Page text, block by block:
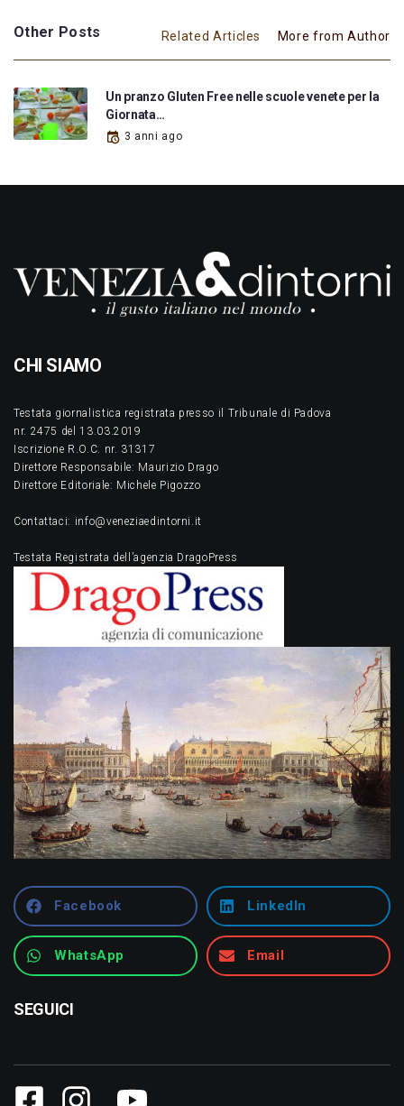
Other Posts Related Articles More from Author
Un pranzo Gluten Free nelle scuole venete per la
Giornata…
3 anni ago
CHI SIAMO
Testata giornalistica registrata presso il Tribunale di Padova
nr. 2475 del 13.03.2019
Iscrizione R.O.C. nr. 31317
Direttore Responsabile: Maurizio Drago
Direttore Editoriale: Michele Pigozzo
Contattaci: info@veneziaedintorni.it
Testata Registrata dell’agenzia DragoPress
Facebook LinkedIn
WhatsApp Email
SEGUICI